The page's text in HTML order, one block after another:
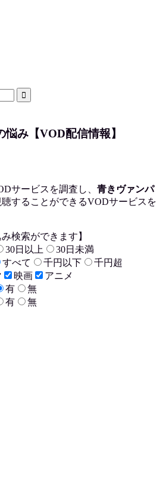
み【VOD配信情報】
サービスを調査し、 青きヴァンパ
聴することができるVODサービスを
検索ができます】
30日以上
30日未満
すべて 千円以下
千円超
映画
アニメ
有
無
有 無